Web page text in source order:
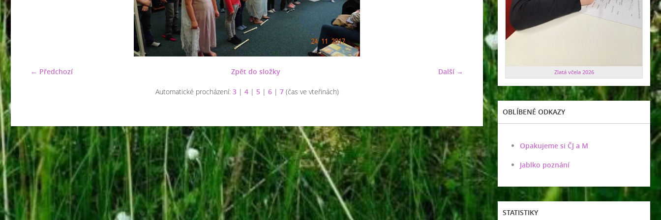
← Předchozí Další →
Zpět do složky
Automatické procházení: 3| 4| 5| 6| 7(čas ve vteřinách)
Zlatá včela 2026
OBLÍBENÉ ODKAZY
Opakujeme si ČJ a M
Jablko poznání
STATISTIKY